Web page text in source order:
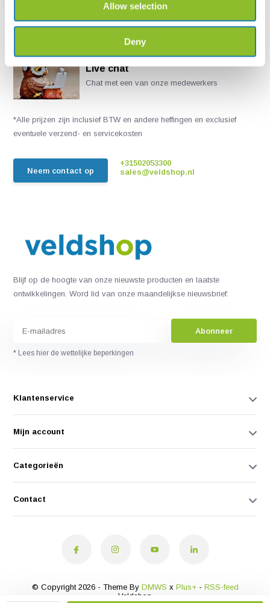
Allow selection
Deny
Live chat
Chat met een van onze medewerkers
*Alle prijzen zijn inclusief BTW en andere heffingen en exclusief
eventuele verzend- en servicekosten
Neem contact op
+31502053300
sales@veldshop.nl
Blijf op de hoogte van onze nieuwste producten en laatste
ontwikkelingen. Word lid van onze maandelijkse nieuwsbrief:
Abonneer
* Lees hier de wettelijke beperkingen
Klantenservice
Mijn account
Categorieën
Contact
© Copyright 2026 - Theme By DMWS x Plus+- RSS-feed
Veldshop